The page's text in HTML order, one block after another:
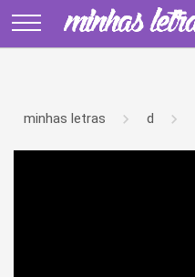
minhas letras d